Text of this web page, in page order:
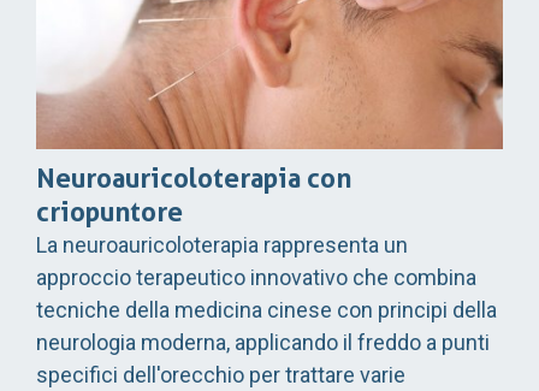
Neuroauricoloterapia con
criopuntore
La neuroauricoloterapia rappresenta un
approccio terapeutico innovativo che combina
tecniche della medicina cinese con principi della
neurologia moderna, applicando il freddo a punti
specifici dell'orecchio per trattare varie